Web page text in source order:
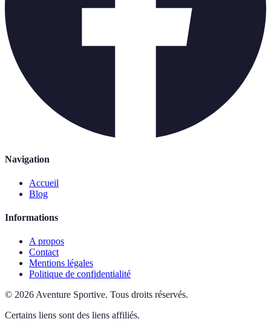
Navigation
Accueil
Blog
Informations
A propos
Contact
Mentions légales
Politique de confidentialité
© 2026Aventure Sportive. Tous droits réservés.
Certains liens sont des liens affiliés.